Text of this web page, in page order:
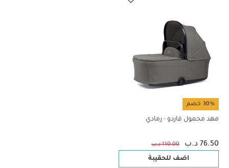
30% خصم
مهد محمول فاردو - رمادي
76.50 د.ب 110.00 د.ب
اضف للحقيبة